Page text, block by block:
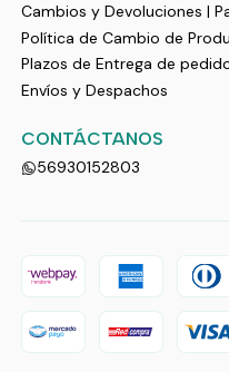
Cambios y Devoluciones |
Política de Cambio de
Plazos de Entrega de
Envíos y Despachos
CONTÁCTANOS
56930152803